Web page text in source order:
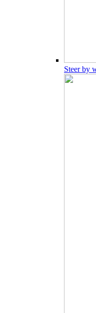
Steer by